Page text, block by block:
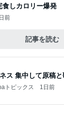
食しカロリー爆発
前
記事を読む
ス 集中して原稿
トピックス 1日前